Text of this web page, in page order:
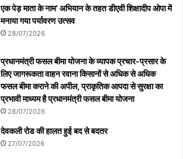
एक पेड़ माता के नाम’ अभियान के तहत डीएवी शिक्षादीप ओपा में
मनाया गया पर्यावरण उत्सव
28/07/2026
प्रधानमंत्री फसल बीमा योजना के व्यापक प्रचार-प्रसार के
लिए जागरूकता वाहन रवाना किसानों से अधिक से अधिक
फसल बीमा कराने की अपील, प्राकृतिक आपदा से सुरक्षा का
प्रभावी माध्यम है प्रधानमंत्री फसल बीमा योजना
28/07/2026
देवकली रोड की हालत हुई बद से बदतर
27/07/2026